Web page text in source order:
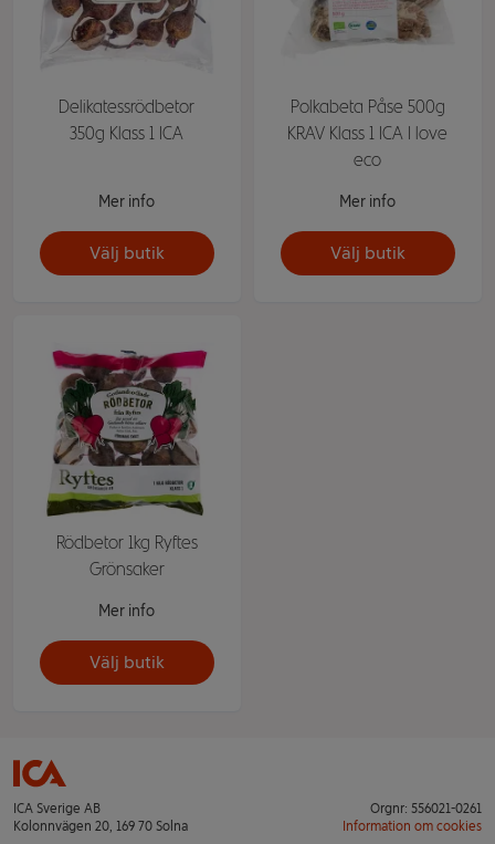
Delikatessrödbetor
350g Klass 1 ICA
Mer info
Välj butik
Polkabeta Påse 500g
KRAV Klass 1 ICA I love
eco
Mer info
Välj butik
Rödbetor 1kg Ryftes
Grönsaker
Mer info
Välj butik
ICA Sverige AB
Kolonnvägen 20, 169 70 Solna
Orgnr: 556021-0261
Information om cookies